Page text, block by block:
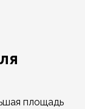
площадь